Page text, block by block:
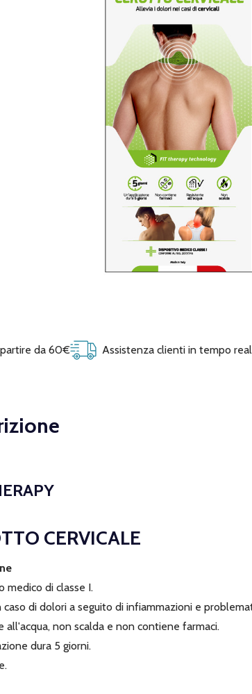
da 60€ Assistenza clienti in tempo
CERVICALE
medico di classe I.
caso di dolori a seguito di infiammazioni e
all'acqua, non scalda e non contiene farmaci.
dura 5 giorni.